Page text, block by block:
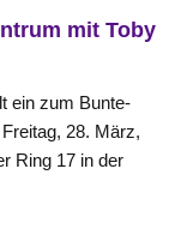
mit Toby
ein zum Bunte-
28. März,
Ring 17 in der